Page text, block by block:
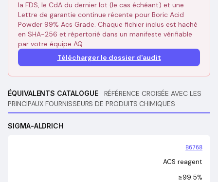
la FDS, le CdA du dernier lot (le cas échéant) et une
Lettre de garantie continue récente pour Boric Acid
Powder 99% Acs Grade. Chaque fichier inclus est haché
en SHA-256 et répertorié dans un manifeste vérifiable
par votre équipe AQ.
Télécharger le dossier d'audit
ÉQUIVALENTS CATALOGUE
RÉFÉRENCE CROISÉE AVEC LES
PRINCIPAUX FOURNISSEURS DE PRODUITS CHIMIQUES
SIGMA-ALDRICH
B6768
ACS reagent
≥99.5%